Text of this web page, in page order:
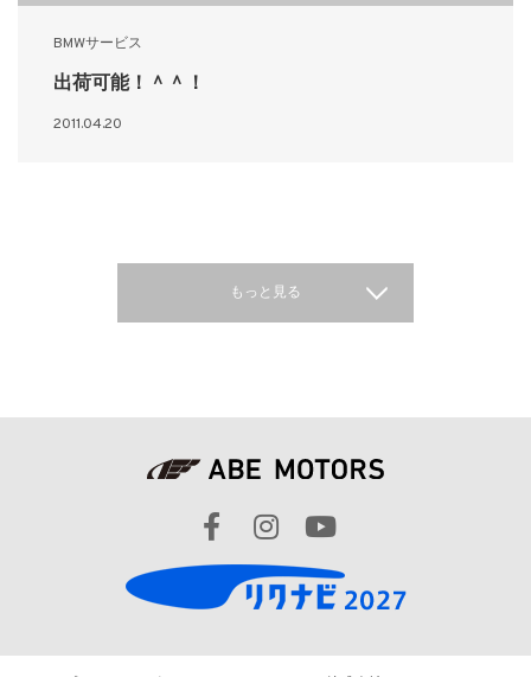
BMWサービス
出荷可能！＾＾！
2011.04.20
もっと見る